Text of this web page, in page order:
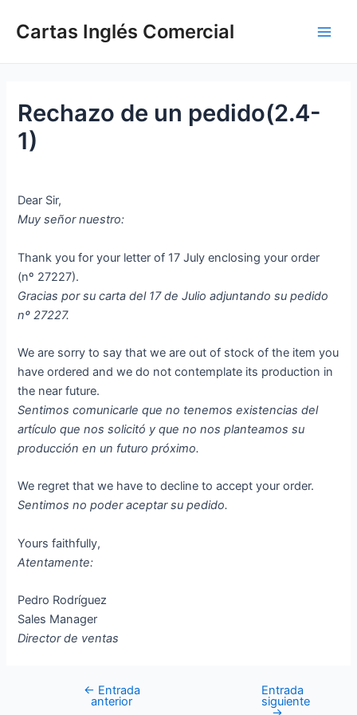
Cartas Inglés Comercial
Rechazo de un pedido(2.4-
1)
Dear Sir,
Muy señor nuestro:
Thank you for your letter of 17 July enclosing your order
(nº 27227).
Gracias por su carta del 17 de Julio adjuntando su pedido
nº 27227.
We are sorry to say that we are out of stock of the item you
have ordered and we do not contemplate its production in
the near future.
Sentimos comunicarle que no tenemos existencias del
artículo que nos solicitó y que no nos planteamos su
producción en un futuro próximo.
We regret that we have to decline to accept your order.
Sentimos no poder aceptar su pedido.
Yours faithfully,
Atentamente:
Pedro Rodríguez
Sales Manager
Director de ventas
Navegación
← Entrada
anterior
Entrada
siguiente